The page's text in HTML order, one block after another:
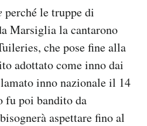
perché le truppe di
Marsiglia la cantarono
che pose fine alla
adottato come inno dai
inno nazionale il 14
fu poi bandito da
aspettare fino al